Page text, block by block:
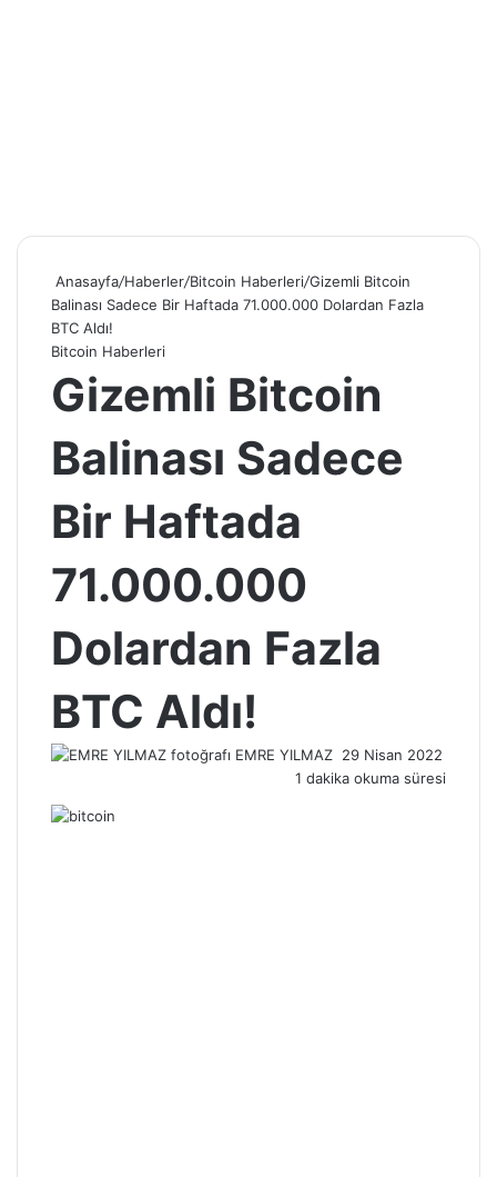
Anasayfa/Haberler/Bitcoin Haberleri/Gizemli Bitcoin
Balinası Sadece Bir Haftada 71.000.000 Dolardan Fazla
BTC Aldı!
Bitcoin Haberleri
Gizemli Bitcoin
Balinası Sadece
Bir Haftada
71.000.000
Dolardan Fazla
BTC Aldı!
EMRE YILMAZ Bir
e-
29 Nisan 2022
1 dakika okuma süresi